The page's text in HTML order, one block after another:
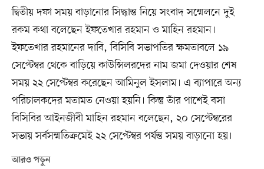
দ্বিতীয় দফা সময় বাড়ানোর সিদ্ধান্ত নিয়ে সংবাদ সম্মেলনে দুই
রকম কথা বলেছেন ইফতেখার রহমান ও মাহিন রহমান।
ইফতেখার রহমানের দাবি, বিসিবি সভাপতির ক্ষমতাবলে ১৯
সেপ্টেম্বর থেকে বাড়িয়ে কাউন্সিলরদের নাম জমা দেওয়ার শেষ
সময় ২২ সেপ্টেম্বর করেছেন আমিনুল ইসলাম। এ ব্যাপারে অন্য
পরিচালকদের মতামত নেওয়া হয়নি। কিন্তু তাঁর পাশেই বসা
বিসিবির আইনজীবী মাহিন রহমান বলেছেন, ২০ সেপ্টেম্বরের
সভায় সর্বসম্মতিক্রমেই ২২ সেপ্টেম্বর পর্যন্ত সময় বাড়ানো হয়।
আরও পড়ুন